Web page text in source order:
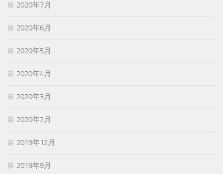
2020年7月
2020年6月
2020年5月
2020年4月
2020年3月
2020年2月
2019年12月
2019年9月